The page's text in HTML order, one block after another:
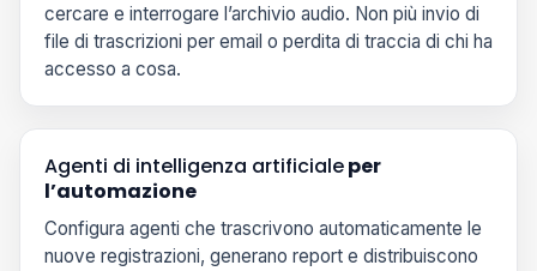
cercare e interrogare l’archivio audio. Non più invio di
file di trascrizioni per email o perdita di traccia di chi ha
accesso a cosa.
Agenti di intelligenza artificialeper
l’automazione
Configura agenti che trascrivono automaticamente le
nuove registrazioni, generano report e distribuiscono